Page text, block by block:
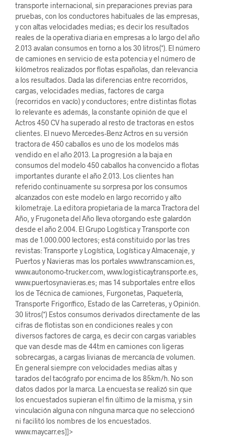
transporte internacional, sin preparaciones previas para
pruebas, con los conductores habituales de las empresas,
y con altas velocidades medias; es decir los resultados
reales de la operativa diaria en empresas a lo largo del año
2.013 avalan consumos en torno a los 30 litros(*). El número
de camiones en servicio de esta potencia y el número de
kilómetros realizados por flotas españolas, dan relevancia
a los resultados. Dada las diferencias entre recorridos,
cargas, velocidades medias, factores de carga
(recorridos en vacío) y conductores; entre distintas flotas
lo relevante es además, la constante opinión de que el
Actros 450 CV ha superado al resto de tractoras en estos
clientes. El nuevo Mercedes-Benz Actros en su versión
tractora de 450 caballos es uno de los modelos más
vendido en el año 2013. La progresión a la baja en
consumos del modelo 450 caballos ha convencido a flotas
importantes durante el año 2.013. Los clientes han
referido continuamente su sorpresa por los consumos
alcanzados con este modelo en largo recorrido y alto
kilometraje. La editora propietaria de la marca Tractora del
Año, y Frugoneta del Año lleva otorgando este galardón
desde el año 2.004. El Grupo Logística y Transporte con
mas de 1.000.000 lectores; está constituido por las tres
revistas: Transporte y Logística, Logística y Almacenaje, y
Puertos y Navieras mas los portales www.transcamion.es,
www.autonomo-trucker.com, www.logisticaytransporte.es,
www.puertosynavieras.es; mas 14 subportales entre ellos
los de Técnica de camiones, Furgonetas, Paquetería,
Transporte Frigorífico, Estado de las Carreteras, y Opinión.
30 litros(*) Estos consumos derivados directamente de las
cifras de flotistas son en condiciones reales y con
diversos factores de carga, es decir con cargas variables
que van desde mas de 44tm en camiones con ligeras
sobrecargas, a cargas livianas de mercancía de volumen.
En general siempre con velocidades medias altas y
tarados del tacógrafo por encima de los 85km/h. No son
datos dados por la marca. La encuesta se realizó sin que
los encuestados supieran el fin último de la misma, y sin
vinculación alguna con nínguna marca que no seleccionó
ni facilitó los nombres de los encuestados.
www.maycarr.es]]>